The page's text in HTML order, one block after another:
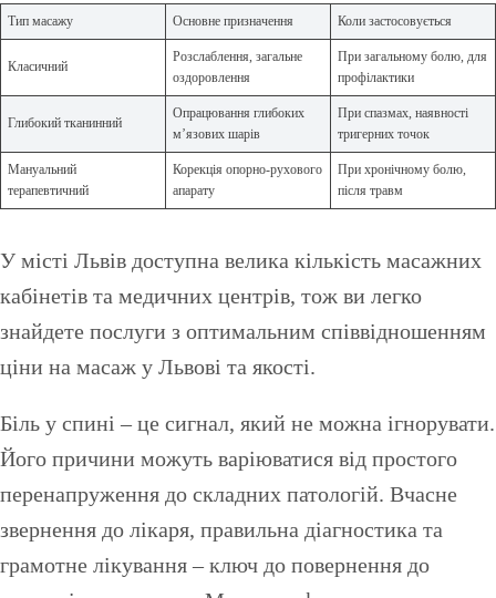
Тип масажу Основне призначення Коли застосовується
Класичний
Розслаблення, загальне
оздоровлення
При загальному болю, для
профілактики
Глибокий тканинний
Опрацювання глибоких
м’язових шарів
При спазмах, наявності
тригерних точок
Мануальний
терапевтичний
Корекція опорно-рухового
апарату
При хронічному болю,
після травм
У місті Львів доступна велика кількість масажних
кабінетів та медичних центрів, тож ви легко
знайдете послуги з оптимальним співвідношенням
ціни на масаж у Львові та якості.
Біль у спині – це сигнал, який не можна ігнорувати.
Його причини можуть варіюватися від простого
перенапруження до складних патологій. Вчасне
звернення до лікаря, правильна діагностика та
грамотне лікування – ключ до повернення до